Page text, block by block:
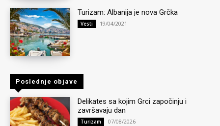
Turizam: Albanija je nova Grčka
Vesti 19/04/2021
Poslednje objave
Delikates sa kojim Grci započinju i
završavaju dan
Turizam 07/08/2026